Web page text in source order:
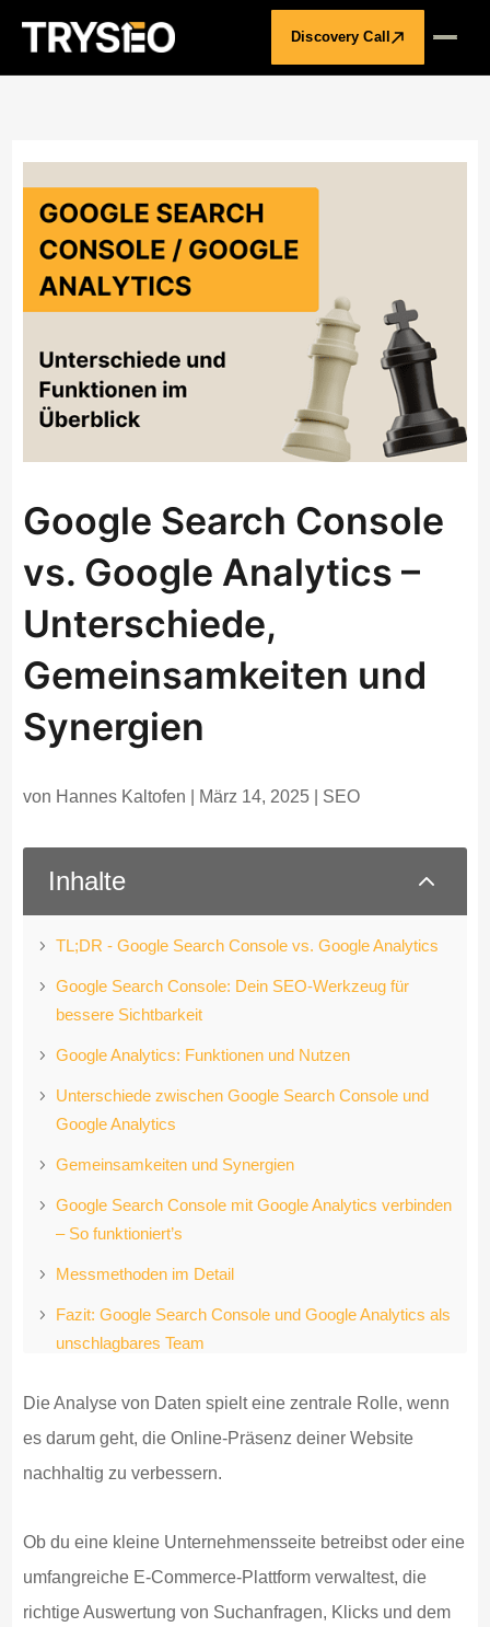
Discovery Call
Google Search Console
vs. Google Analytics –
Unterschiede,
Gemeinsamkeiten und
Synergien
von Hannes Kaltofen März 14, 2025 SEO
Inhalte 2
TL;DR - Google Search Console vs. Google Analytics
Google Search Console: Dein SEO-Werkzeug für
bessere Sichtbarkeit
Google Analytics: Funktionen und Nutzen
Unterschiede zwischen Google Search Console und
Google Analytics
Gemeinsamkeiten und Synergien
Google Search Console mit Google Analytics verbinden
– So funktioniert’s
Messmethoden im Detail
Fazit: Google Search Console und Google Analytics als
unschlagbares Team
Die Analyse von Daten spielt eine zentrale Rolle, wenn
es darum geht, die Online-Präsenz deiner Website
nachhaltig zu verbessern.
Ob du eine kleine Unternehmensseite betreibst oder eine
umfangreiche E-Commerce-Plattform verwaltest, die
richtige Auswertung von Suchanfragen, Klicks und dem